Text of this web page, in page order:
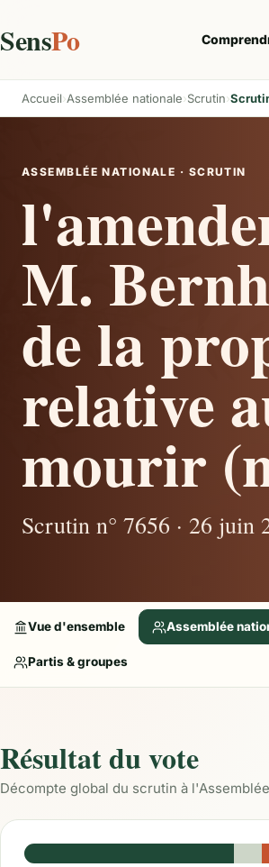
SensPo
Accueil Assemblée nationale Scrutin
ASSEMBLÉE NATIONALE · SCRUTIN
M.
de la
relative
mourir
Scrutin n° 7656 · 26 juin
Vue d'ensemble Assemblée
Partis & groupes
Résultat du vote
Décompte global du scrutin à